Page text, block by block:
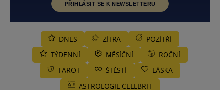
PŘIHLÁSIT SE K NEWSLETTERU
DNES ZÍTRA
POZÍTŘÍ
TÝDENNÍ
MĚSÍČNÍ
ROČNÍ
TAROT
ŠTĚSTÍ
LÁSKA
ASTROLOGIE CELEBRIT